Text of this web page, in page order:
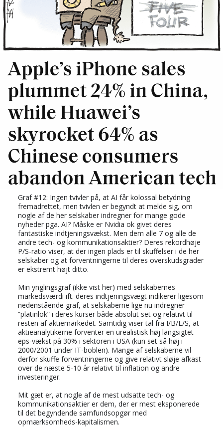
Graf #12: Ingen tvivler på, at AI får kolossal betydning
fremadrettet, men tvivlen er begyndt at melde sig, om
nogle af de her selskaber indregner for mange gode
nyheder pga. AI? Måske er Nvidia ok givet deres
fantastiske indtjeningsvækst. Men dem alle 7 og alle de
andre tech- og kommunikationsaktier? Deres rekordhøje
P/S-ratio viser, at der ingen plads er til skuffelser i de her
selskaber og at forventningerne til deres overskudsgrader
er ekstremt højt ditto.
Min ynglingsgraf (ikke vist her) med selskabernes
markedsværdi ift. deres indtjeningsvægt indikerer ligesom
nedenstående graf, at selskaberne lige nu indregner
”platinlok” i deres kurser både absolut set og relativt til
resten af aktiemarkedet. Samtidig viser tal fra I/B/E/S, at
aktieanalytikerne forventer en urealistisk høj langsigtet
eps-vækst på 30% i sektoren i USA (kun set så høj i
2000/2001 under IT-boblen). Mange af selskaberne vil
derfor skuffe forventningerne og give relativt sløje afkast
over de næste 5-10 år relativt til inflation og andre
investeringer.
Mit gæt er, at nogle af de mest udsatte tech- og
kommunikationsaktier er dem, der er mest eksponerede
til det begyndende samfundsopgør med
opmærksomheds-kapitalismen.